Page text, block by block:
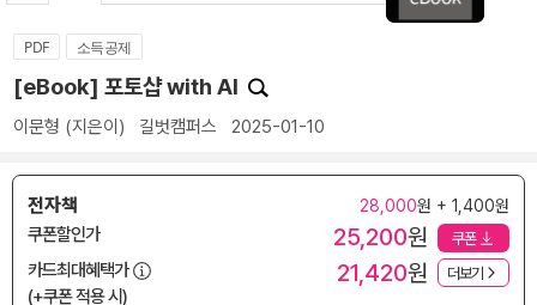
PDF 소득공제
[eBook] 포토샵 with AI
이문형 (지은이) 길벗캠퍼스 2025-01-10
전자책 28,000원 + 1,400원
쿠폰할인가 25,200원 쿠폰
카드최대혜택가
(+쿠폰 적용 시)
21,420원 더보기